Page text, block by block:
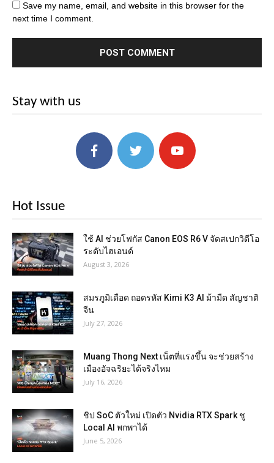
Save my name, email, and website in this browser for the
next time I comment.
Stay with us
Hot Issue
ใช้ AI ช่วยโฟกัส Canon EOS R6 V จัดสเปกวิดีโอ
ระดับไฮเอนด์
August 3, 2026
สมรภูมิเดือด ถอดรหัส Kimi K3 AI ม้ามืด สัญชาติ
จีน
July 27, 2026
Muang Thong Next เน็ตที่แรงขึ้น จะช่วยสร้าง
เมืองอัจฉริยะได้จริงไหม
July 16, 2026
ชิป SoC ตัวใหม่ เปิดตัว Nvidia RTX Spark ชู
Local AI พกพาได้
June 5, 2026